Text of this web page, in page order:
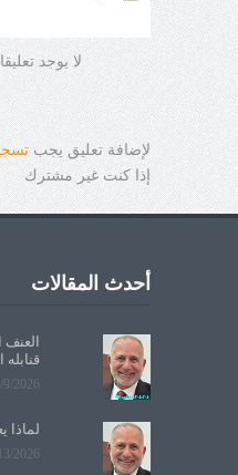
لا يوجد
لإضافة تعليق يجب
إذا كنت غير مشترك
أحدث المقالات
قنابله
4:11:57 PM
لماذا
2:27:26 PM